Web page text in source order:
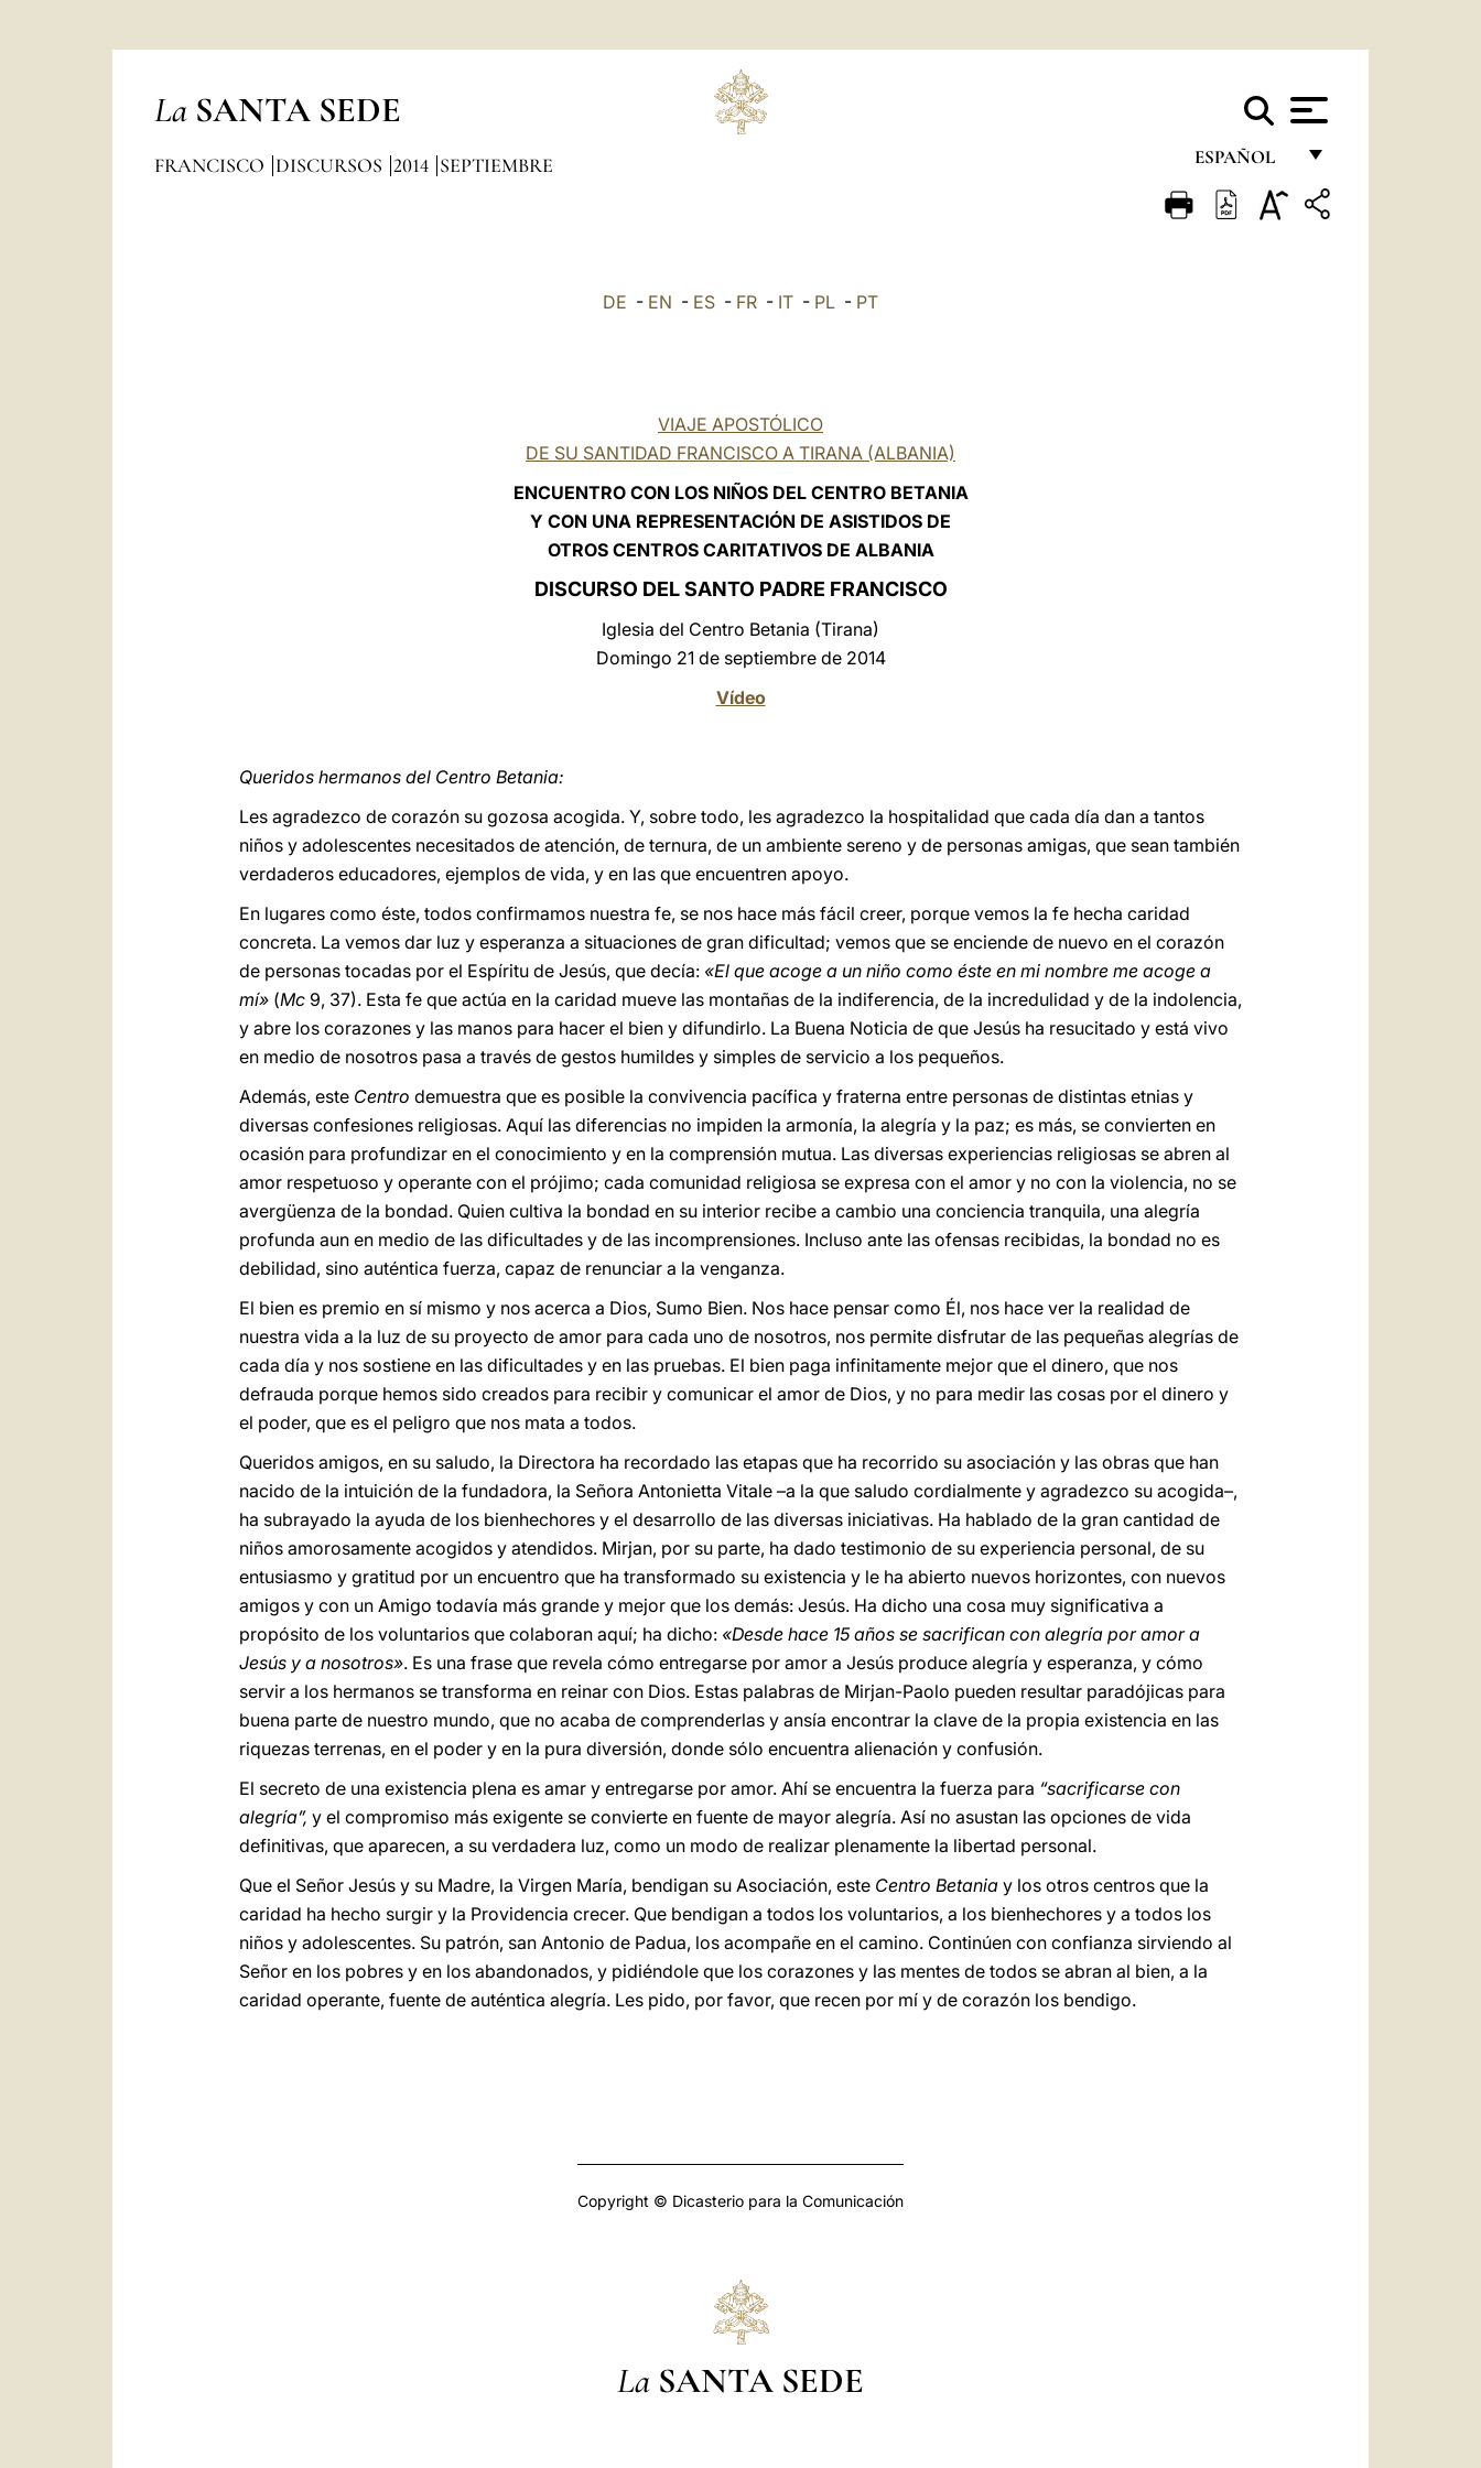
La SANTA SEDE
ESPAÑOL
FRANÇAIS
FRANCISCO DISCURSOS 2014 SEPTIEMBRE
DE - EN - ES - FR - IT - PL - PT
VIAJE APOSTÓLICO
DE SU SANTIDAD FRANCISCO A TIRANA (ALBANIA)
ENCUENTRO CON LOS NIÑOS DEL CENTRO BETANIA
Y CON UNA REPRESENTACIÓN DE ASISTIDOS DE
OTROS CENTROS CARITATIVOS DE ALBANIA
DISCURSO DEL SANTO PADRE FRANCISCO
Iglesia del Centro Betania (Tirana)
Domingo 21 de septiembre de 2014
Vídeo
Queridos hermanos del Centro Betania:
Les agradezco de corazón su gozosa acogida. Y, sobre todo, les agradezco la hospitalidad que cada día dan a tantos
niños y adolescentes necesitados de atención, de ternura, de un ambiente sereno y de personas amigas, que sean también
verdaderos educadores, ejemplos de vida, y en las que encuentren apoyo.
En lugares como éste, todos confirmamos nuestra fe, se nos hace más fácil creer, porque vemos la fe hecha caridad
concreta. La vemos dar luz y esperanza a situaciones de gran dificultad; vemos que se enciende de nuevo en el corazón
de personas tocadas por el Espíritu de Jesús, que decía: «El que acoge a un niño como éste en mi nombre me acoge a
mí» (Mc 9, 37). Esta fe que actúa en la caridad mueve las montañas de la indiferencia, de la incredulidad y de la indolencia,
y abre los corazones y las manos para hacer el bien y difundirlo. La Buena Noticia de que Jesús ha resucitado y está vivo
en medio de nosotros pasa a través de gestos humildes y simples de servicio a los pequeños.
Además, este Centro demuestra que es posible la convivencia pacífica y fraterna entre personas de distintas etnias y
diversas confesiones religiosas. Aquí las diferencias no impiden la armonía, la alegría y la paz; es más, se convierten en
ocasión para profundizar en el conocimiento y en la comprensión mutua. Las diversas experiencias religiosas se abren al
amor respetuoso y operante con el prójimo; cada comunidad religiosa se expresa con el amor y no con la violencia, no se
avergüenza de la bondad. Quien cultiva la bondad en su interior recibe a cambio una conciencia tranquila, una alegría
profunda aun en medio de las dificultades y de las incomprensiones. Incluso ante las ofensas recibidas, la bondad no es
debilidad, sino auténtica fuerza, capaz de renunciar a la venganza.
El bien es premio en sí mismo y nos acerca a Dios, Sumo Bien. Nos hace pensar como Él, nos hace ver la realidad de
nuestra vida a la luz de su proyecto de amor para cada uno de nosotros, nos permite disfrutar de las pequeñas alegrías de
cada día y nos sostiene en las dificultades y en las pruebas. El bien paga infinitamente mejor que el dinero, que nos
defrauda porque hemos sido creados para recibir y comunicar el amor de Dios, y no para medir las cosas por el dinero y
el poder, que es el peligro que nos mata a todos.
Queridos amigos, en su saludo, la Directora ha recordado las etapas que ha recorrido su asociación y las obras que han
nacido de la intuición de la fundadora, la Señora Antonietta Vitale –a la que saludo cordialmente y agradezco su acogida–,
ha subrayado la ayuda de los bienhechores y el desarrollo de las diversas iniciativas. Ha hablado de la gran cantidad de
niños amorosamente acogidos y atendidos. Mirjan, por su parte, ha dado testimonio de su experiencia personal, de su
entusiasmo y gratitud por un encuentro que ha transformado su existencia y le ha abierto nuevos horizontes, con nuevos
amigos y con un Amigo todavía más grande y mejor que los demás: Jesús. Ha dicho una cosa muy significativa a
propósito de los voluntarios que colaboran aquí; ha dicho: «Desde hace 15 años se sacrifican con alegría por amor a
Jesús y a nosotros». Es una frase que revela cómo entregarse por amor a Jesús produce alegría y esperanza, y cómo
servir a los hermanos se transforma en reinar con Dios. Estas palabras de Mirjan-Paolo pueden resultar paradójicas para
buena parte de nuestro mundo, que no acaba de comprenderlas y ansía encontrar la clave de la propia existencia en las
riquezas terrenas, en el poder y en la pura diversión, donde sólo encuentra alienación y confusión.
El secreto de una existencia plena es amar y entregarse por amor. Ahí se encuentra la fuerza para “sacrificarse con
alegría”, y el compromiso más exigente se convierte en fuente de mayor alegría. Así no asustan las opciones de vida
definitivas, que aparecen, a su verdadera luz, como un modo de realizar plenamente la libertad personal.
Que el Señor Jesús y su Madre, la Virgen María, bendigan su Asociación, este Centro Betania y los otros centros que la
caridad ha hecho surgir y la Providencia crecer. Que bendigan a todos los voluntarios, a los bienhechores y a todos los
niños y adolescentes. Su patrón, san Antonio de Padua, los acompañe en el camino. Continúen con confianza sirviendo al
Señor en los pobres y en los abandonados, y pidiéndole que los corazones y las mentes de todos se abran al bien, a la
caridad operante, fuente de auténtica alegría. Les pido, por favor, que recen por mí y de corazón los bendigo.
Copyright © Dicasterio para la Comunicación
La SANTA SEDE